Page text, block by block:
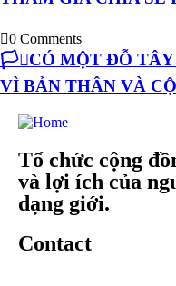
0 Comments
🏳️‍⚧️CÓ MỘT ĐỖ TÂY
VÌ BẢN THÂN VÀ
Tổ chức cộng
và lợi ích của
dạng giới.
Contact